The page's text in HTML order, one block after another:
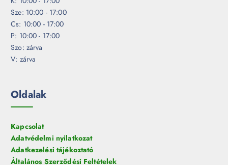
Sze: 10:00 - 17:00
Cs: 10:00 - 17:00
P: 10:00 - 17:00
Szo: zárva
V: zárva
Oldalak
Kapcsolat
Adatvédelmi nyilatkozat
Adatkezelési tájékoztató
Általános Szerződési Feltételek